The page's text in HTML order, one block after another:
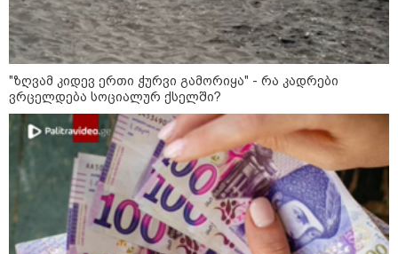
„წარმოებულია საქართველოში“ -
ქართული თაფლი ჩინეთის
ბაზარზე გასასვლელად ემზადება
- დეტალები
მსოფლიო სასიცოცხლოდ
მნიშვნელოვანი პროდუქტის
დეფიციტის წინაშე დგას
"ზღვამ კიდევ ერთი ჭურვი გამორიყა" - რა კადრები
ვრცელდება სოციალურ ქსელში?